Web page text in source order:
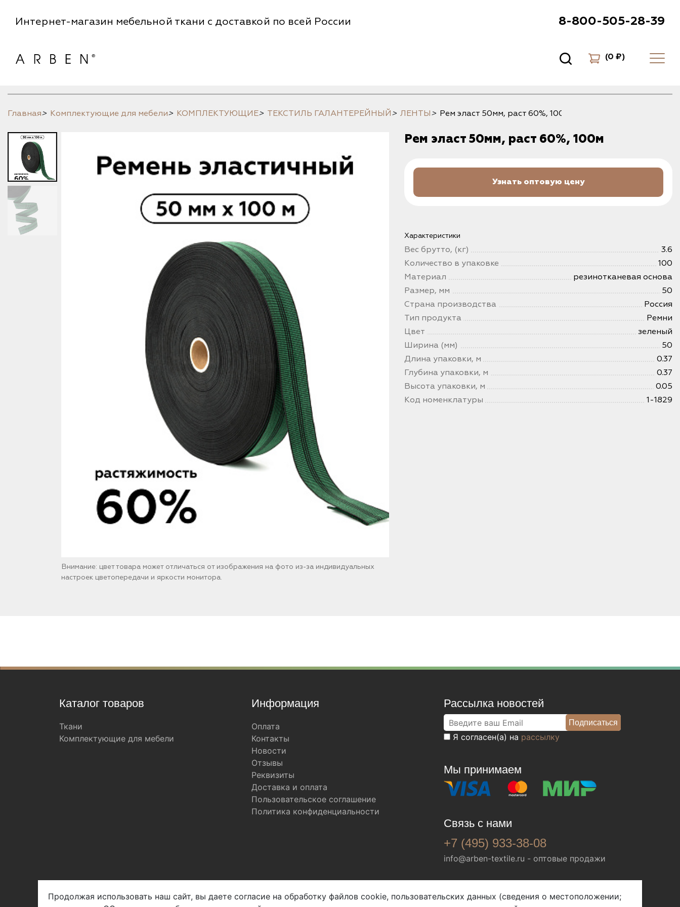
Интернет-магазин мебельной ткани с доставкой по всей России 8-800-505-28-39
(0 ₽)
Главная> Комплектующие для мебели> КОМПЛЕКТУЮЩИЕ> ТЕКСТИЛЬ ГАЛАНТЕРЕЙНЫЙ> ЛЕНТЫ> Рем эласт 50мм, раст 60%, 100м
Внимание: цвет товара может отличаться от изображения на фото из-за индивидуальных
настроек цветопередачи и яркости монитора.
Рем эласт 50мм, раст 60%, 100м
Узнать оптовую цену
Характеристики
Вес брутто, (кг)
3.6
Количество в упаковке
100
Материал
резинотканевая основа
Размер, мм
50
Страна производства
Россия
Тип продукта
Ремни
Цвет
зеленый
Ширина (мм)
50
Длина упаковки, м
0.37
Глубина упаковки, м
0.37
Высота упаковки, м
0.05
Код номенклатуры
1-1829
Каталог товаров
Ткани
Комплектующие для мебели
Информация
Оплата
Контакты
Новости
Отзывы
Реквизиты
Доставка и оплата
Пользовательское соглашение
Политика конфиденциальности
Рассылка новостей
Я согласен(а) на рассылку
Мы принимаем
Связь с нами
+7 (495) 933-38-08
info@arben-textile.ru - оптовые продажи
Мы в соц. сетях
Продолжая использовать наш сайт, вы даете согласие на обработку файлов cookie, пользовательских данных (сведения о местоположении;